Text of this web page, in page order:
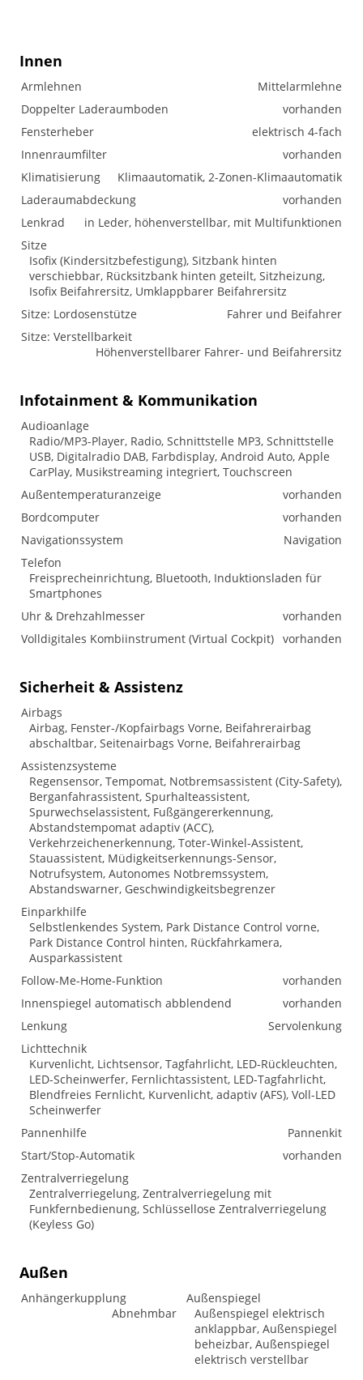
Innen
Armlehnen
Mittelarmlehne
Doppelter Laderaumboden
vorhanden
Fensterheber
elektrisch 4-fach
Innenraumfilter
vorhanden
Klimatisierung
Klimaautomatik, 2-Zonen-Klimaautomatik
Laderaumabdeckung
vorhanden
Lenkrad
in Leder, höhenverstellbar, mit Multifunktionen
Sitze
Isofix (Kindersitzbefestigung), Sitzbank hinten
verschiebbar, Rücksitzbank hinten geteilt, Sitzheizung,
Isofix Beifahrersitz, Umklappbarer Beifahrersitz
Sitze: Lordosenstütze
Fahrer und Beifahrer
Sitze: Verstellbarkeit
Höhenverstellbarer Fahrer- und Beifahrersitz
Infotainment & Kommunikation
Audioanlage
Radio/MP3-Player, Radio, Schnittstelle MP3, Schnittstelle
USB, Digitalradio DAB, Farbdisplay, Android Auto, Apple
CarPlay, Musikstreaming integriert, Touchscreen
Außentemperaturanzeige
vorhanden
Bordcomputer
vorhanden
Navigationssystem
Navigation
Telefon
Freisprecheinrichtung, Bluetooth, Induktionsladen für
Smartphones
Uhr & Drehzahlmesser
vorhanden
Volldigitales Kombiinstrument (Virtual Cockpit) vorhanden
Sicherheit & Assistenz
Airbags
Airbag, Fenster-/Kopfairbags Vorne, Beifahrerairbag
abschaltbar, Seitenairbags Vorne, Beifahrerairbag
Assistenzsysteme
Regensensor, Tempomat, Notbremsassistent (City-Safety),
Berganfahrassistent, Spurhalteassistent,
Spurwechselassistent, Fußgängererkennung,
Abstandstempomat adaptiv (ACC),
Verkehrzeichenerkennung, Toter-Winkel-Assistent,
Stauassistent, Müdigkeitserkennungs-Sensor,
Notrufsystem, Autonomes Notbremssystem,
Abstandswarner, Geschwindigkeitsbegrenzer
Einparkhilfe
Selbstlenkendes System, Park Distance Control vorne,
Park Distance Control hinten, Rückfahrkamera,
Ausparkassistent
Follow-Me-Home-Funktion
vorhanden
Innenspiegel automatisch abblendend
vorhanden
Lenkung
Servolenkung
Lichttechnik
Kurvenlicht, Lichtsensor, Tagfahrlicht, LED-Rückleuchten,
LED-Scheinwerfer, Fernlichtassistent, LED-Tagfahrlicht,
Blendfreies Fernlicht, Kurvenlicht, adaptiv (AFS), Voll-LED
Scheinwerfer
Pannenhilfe
Pannenkit
Start/Stop-Automatik
vorhanden
Zentralverriegelung
Zentralverriegelung, Zentralverriegelung mit
Funkfernbedienung, Schlüssellose Zentralverriegelung
(Keyless Go)
Außen
Anhängerkupplung
Abnehmbar
Außenspiegel
Außenspiegel elektrisch
anklappbar, Außenspiegel
beheizbar, Außenspiegel
elektrisch verstellbar